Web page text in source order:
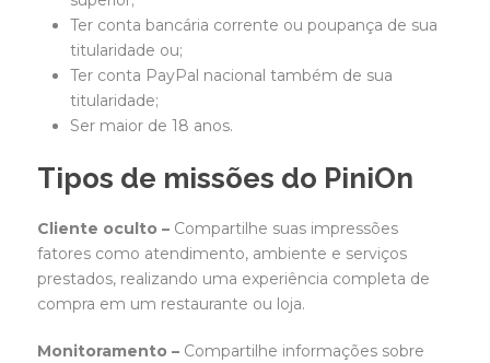
Ter conta bancária corrente ou poupança de sua
titularidade ou;
Ter conta PayPal nacional também de sua
titularidade;
Ser maior de 18 anos.
Tipos de missões do PiniOn
Cliente oculto – Compartilhe suas impressões
fatores como atendimento, ambiente e serviços
prestados, realizando uma experiência completa de
compra em um restaurante ou loja.
Monitoramento – Compartilhe informações sobre